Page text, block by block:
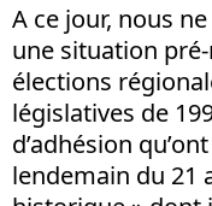
A ce jour, nous
une situation
élections
législatives de
d’adhésion
lendemain du 21